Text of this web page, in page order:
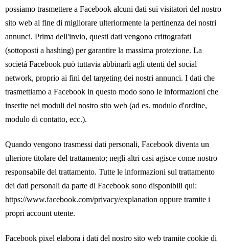
possiamo trasmettere a Facebook alcuni dati sui visitatori del nostro
sito web al fine di migliorare ulteriormente la pertinenza dei nostri
annunci. Prima dell'invio, questi dati vengono crittografati
(sottoposti a hashing) per garantire la massima protezione. La
società Facebook può tuttavia abbinarli agli utenti del social
network, proprio ai fini del targeting dei nostri annunci. I dati che
trasmettiamo a Facebook in questo modo sono le informazioni che
inserite nei moduli del nostro sito web (ad es. modulo d'ordine,
modulo di contatto, ecc.).
Quando vengono trasmessi dati personali, Facebook diventa un
ulteriore titolare del trattamento; negli altri casi agisce come nostro
responsabile del trattamento. Tutte le informazioni sul trattamento
dei dati personali da parte di Facebook sono disponibili qui:
https://www.facebook.com/privacy/explanation oppure tramite i
propri account utente.
Facebook pixel elabora i dati del nostro sito web tramite cookie di